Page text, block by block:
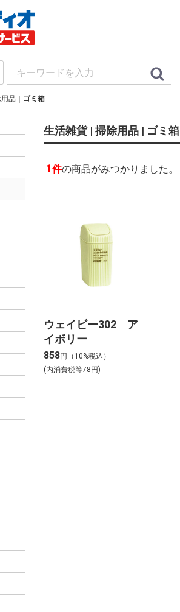
品 ゴミ箱
生活雑貨 | 掃除用品 | ゴミ箱
1件の商品がみつかりました。
ウェイビー302 ア
イボリー
858円（10%税込）
(内消費税等78円)